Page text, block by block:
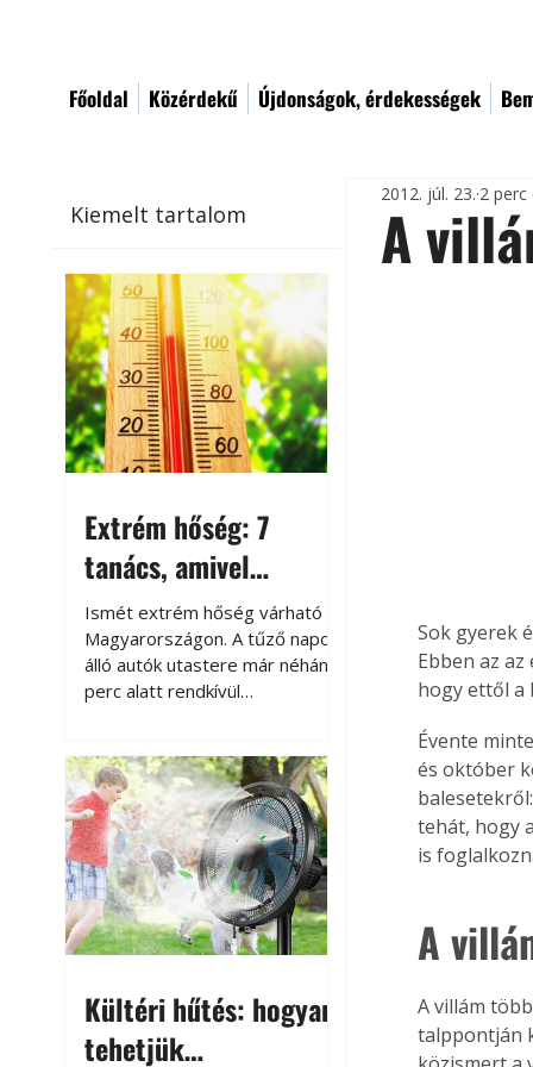
Főoldal Közérdekű Újdonságok, érdekességek
Kiemelt tartalom
Extrém hőség: 7
tanács, amivel
megóvhatjuk
autónkat a nyári
károktól
Ismét extrém hőség várható
Magyarországon. A tűző napon
álló autók utastere már néhány
perc alatt rendkívül
megközelítheti. Ez nemcsak a
beszállást teszi kellemetlenné,
hanem az autó állapotára és a
benne hagyott tárgyakra is
káros hatással lehet. Néhány
egyszerű óvintézkedéssel
azonban jelentősen
csökkenthetjük a hőség káros
Kültéri hűtés: hogyan
tehetjük
A
2012. júl. 23. 2 perc
Sok gyerek
Ebben az
hogy ettől a
Évente
és október
tehát, hogy
is
A
A villám
talppontján